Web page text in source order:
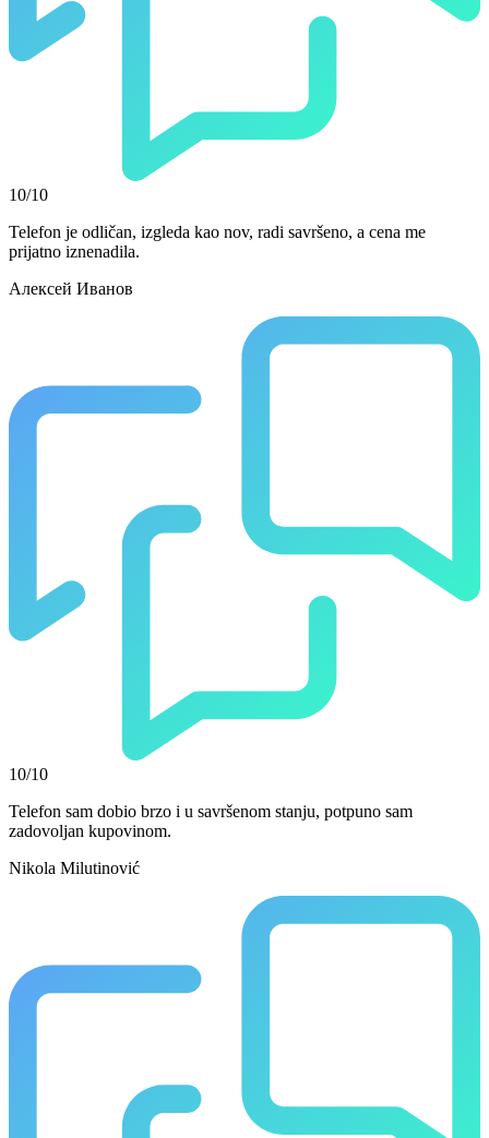
10/10
Telefon je odličan, izgleda kao nov, radi savršeno, a cena me
prijatno iznenadila.
Алексей Иванов
10/10
Telefon sam dobio brzo i u savršenom stanju, potpuno sam
zadovoljan kupovinom.
Nikola Milutinović